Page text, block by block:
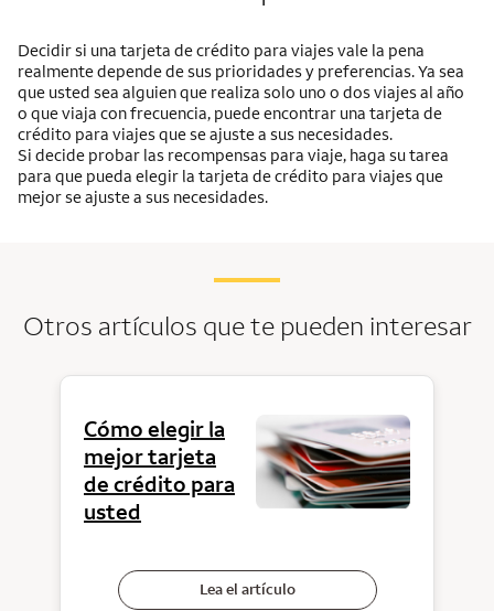
Decidir si una tarjeta de crédito para viajes vale la pena
realmente depende de sus prioridades y preferencias. Ya sea
que usted sea alguien que realiza solo uno o dos viajes al año
o que viaja con frecuencia, puede encontrar una tarjeta de
crédito para viajes que se ajuste a sus necesidades.
Si decide probar las recompensas para viaje, haga su tarea
para que pueda elegir la tarjeta de crédito para viajes que
mejor se ajuste a sus necesidades.
Otros artículos que te pueden interesar
Cómo elegir la
mejor tarjeta
de crédito para
usted
Lea el artículo